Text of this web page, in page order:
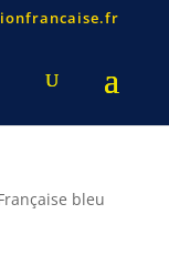
bleu